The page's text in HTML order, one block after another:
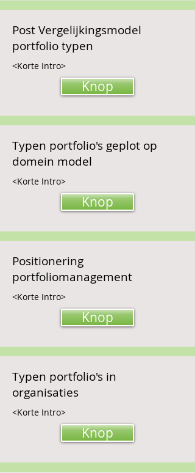
Post Vergelijkingsmodel
portfolio typen
<Korte Intro>
Knop
Typen portfolio's geplot op
domein model
<Korte Intro>
Knop
Positionering
portfoliomanagement
<Korte Intro>
Knop
Typen portfolio's in
organisaties
<Korte Intro>
Knop